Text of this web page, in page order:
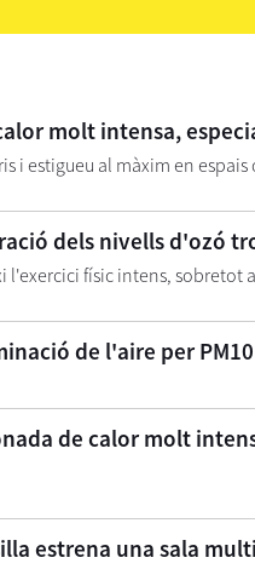
molt intensa,
i estigueu al màxim en
dels nivells d'ozó
l'exercici físic intens, sobretot
de l'aire per PM10
de calor molt
estrena una sala